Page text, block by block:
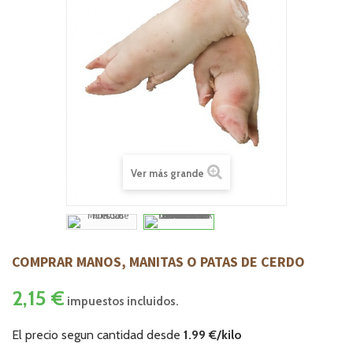
Ver más grande
COMPRAR MANOS, MANITAS O PATAS DE CERDO
2,15 € impuestos incluidos.
El precio segun cantidad desde 1.99 €/kilo